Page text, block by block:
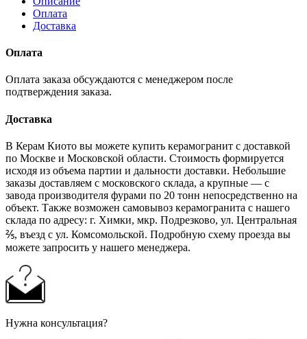
Оплата
Доставка
Оплата
Оплата заказа обсуждаются с менеджером после
подтверждения заказа.
Доставка
В Керам Киото вы можете купить керамогранит с доставкой
по Москве и Московской области. Стоимость формируется
исходя из объема партии и дальности доставки. Небольшие
заказы доставляем с московского склада, а крупные — с
завода производителя фурами по 20 тонн непосредственно на
объект. Также возможен самовывоз керамогранита с нашего
склада по адресу: г. Химки, мкр. Подрезково, ул. Центральная
⅖, въезд с ул. Комсомольской. Подробную схему проезда вы
можете запросить у нашего менеджера.
Нужна консультация?